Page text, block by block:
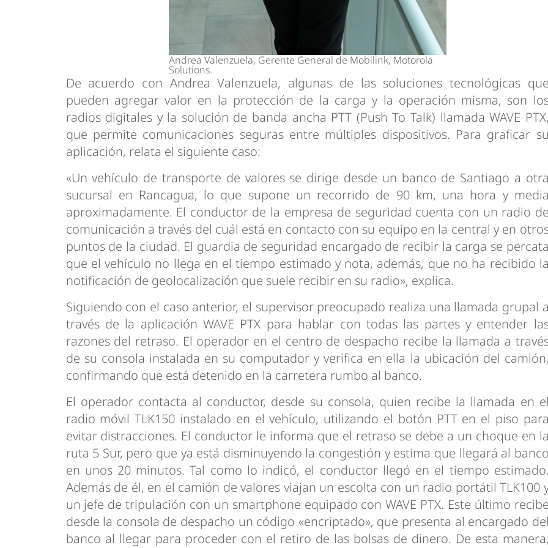
Andrea Valenzuela, Gerente General de Mobilink, Motorola
Solutions.
De acuerdo con Andrea Valenzuela, algunas de las soluciones tecnológicas que
pueden agregar valor en la protección de la carga y la operación misma, son
radios digitales y la solución de banda ancha PTT (Push To Talk) llamada WAVE PTX,
que permite comunicaciones seguras entre múltiples dispositivos. Para graficar su
aplicación, relata el siguiente caso:
«Un vehículo de transporte de valores se dirige desde un banco de Santiago a otra
sucursal en Rancagua, lo que supone un recorrido de 90 km, una hora y media
aproximadamente. El conductor de la empresa de seguridad cuenta con un radio de
comunicación a través del cuál está en contacto con su equipo en la central y en
puntos de la ciudad. El guardia de seguridad encargado de recibir la carga se percata
que el vehículo no llega en el tiempo estimado y nota, además, que no ha recibido la
notificación de geolocalización que suele recibir en su radio», explica.
Siguiendo con el caso anterior, el supervisor preocupado realiza una llamada grupal a
través de la aplicación WAVE PTX para hablar con todas las partes y entender
razones del retraso. El operador en el centro de despacho recibe la llamada a
de su consola instalada en su computador y verifica en ella la ubicación del camión,
confirmando que está detenido en la carretera rumbo al banco.
El operador contacta al conductor, desde su consola, quien recibe la llamada en el
radio móvil TLK150 instalado en el vehículo, utilizando el botón PTT en el piso para
evitar distracciones. El conductor le informa que el retraso se debe a un choque en la
ruta 5 Sur, pero que ya está disminuyendo la congestión y estima que llegará al banco
en unos 20 minutos. Tal como lo indicó, el conductor llegó en el tiempo estimado.
Además de él, en el camión de valores viajan un escolta con un radio portátil TLK100
un jefe de tripulación con un smartphone equipado con WAVE PTX. Este último recibe
desde la consola de despacho un código «encriptado», que presenta al encargado del
banco al llegar para proceder con el retiro de las bolsas de dinero. De esta manera,